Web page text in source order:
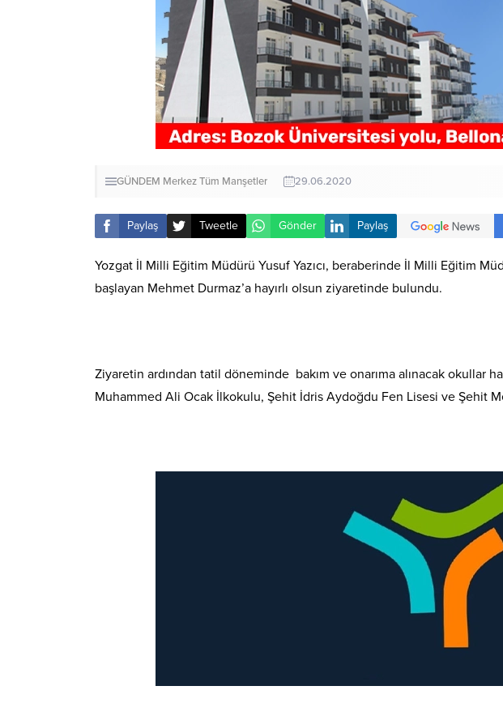
GÜNDEM MerkezTüm Manşetler 29.06.2020
Paylaş Tweetle Gönder Paylaş
Yozgat İl Milli Eğitim Müdürü Yusuf Yazıcı, beraberinde İl Milli Eğitim
başlayan Mehmet Durmaz’a hayırlı olsun ziyaretinde bulundu.
Ziyaretin ardından tatil döneminde bakım ve onarıma alınacak okullar
Muhammed Ali Ocak İlkokulu, Şehit İdris Aydoğdu Fen Lisesi ve Şehit